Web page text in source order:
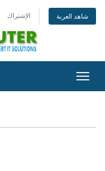
الإشتراك شاهد العربة